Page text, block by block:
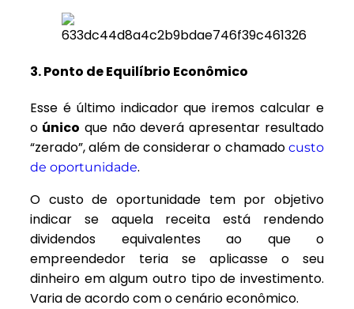
3. Ponto de Equilíbrio Econômico
Esse é último indicador que iremos calcular e
o único que não deverá apresentar resultado
“zerado”, além de considerar o chamadocusto
de oportunidade.
O custo de oportunidade tem por objetivo
indicar se aquela receita está rendendo
dividendos equivalentes ao que o
empreendedor teria se aplicasse o seu
dinheiro em algum outro tipo de investimento.
Varia de acordo com o cenário econômico.